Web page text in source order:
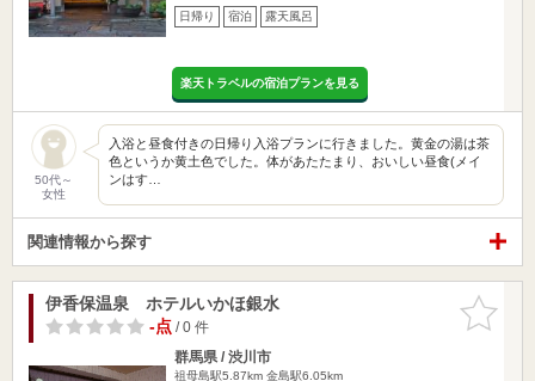
日帰り 宿泊 露天風呂
楽天トラベルの宿泊プランを見る
50代～
女性
入浴と昼食付きの日帰り入浴プランに行きました。黄金の湯は茶
色というか黄土色でした。体があたたまり、おいしい昼食(メイ
ンはす…
関連情報から探す
お気に入
りに追加
伊香保温泉 ホテルいかほ銀水
-点/ 0 件
群馬県 / 渋川市
祖母島駅5.87km 金島駅6.05km